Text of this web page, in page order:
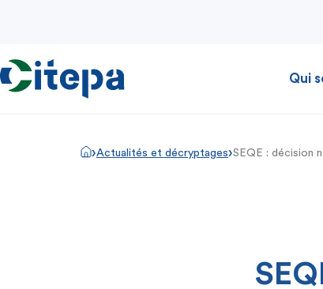
Qui
›Actualités et décryptages›SEQE : décision